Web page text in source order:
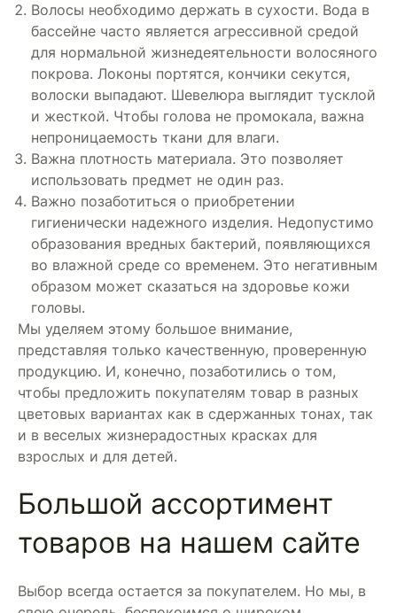
Волосы необходимо держать в сухости. Вода в
бассейне часто является агрессивной средой
для нормальной жизнедеятельности волосяного
покрова. Локоны портятся, кончики секутся,
волоски выпадают. Шевелюра выглядит тусклой
и жесткой. Чтобы голова не промокала, важна
непроницаемость ткани для влаги.
Важна плотность материала. Это позволяет
использовать предмет не один раз.
Важно позаботиться о приобретении
гигиенически надежного изделия. Недопустимо
образования вредных бактерий, появляющихся
во влажной среде со временем. Это негативным
образом может сказаться на здоровье кожи
головы.
Мы уделяем этому большое внимание,
представляя только качественную, проверенную
продукцию. И, конечно, позаботились о том,
чтобы предложить покупателям товар в разных
цветовых вариантах как в сдержанных тонах, так
и в веселых жизнерадостных красках для
взрослых и для детей.
Большой ассортимент
товаров на нашем сайте
Выбор всегда остается за покупателем. Но мы, в